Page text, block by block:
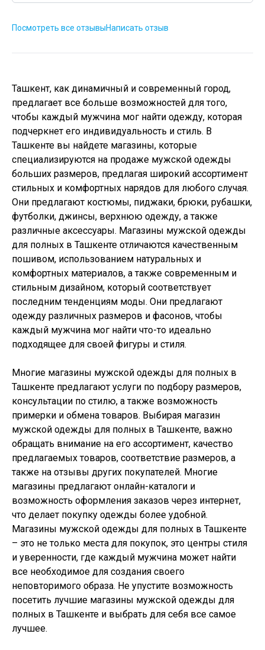
Посмотреть все отзывыНаписать отзыв
Ташкент, как динамичный и современный город,
предлагает все больше возможностей для того,
чтобы каждый мужчина мог найти одежду, которая
подчеркнет его индивидуальность и стиль. В
Ташкенте вы найдете магазины, которые
специализируются на продаже мужской одежды
больших размеров, предлагая широкий ассортимент
стильных и комфортных нарядов для любого случая.
Они предлагают костюмы, пиджаки, брюки, рубашки,
футболки, джинсы, верхнюю одежду, а также
различные аксессуары. Магазины мужской одежды
для полных в Ташкенте отличаются качественным
пошивом, использованием натуральных и
комфортных материалов, а также современным и
стильным дизайном, который соответствует
последним тенденциям моды. Они предлагают
одежду различных размеров и фасонов, чтобы
каждый мужчина мог найти что-то идеально
подходящее для своей фигуры и стиля.
Многие магазины мужской одежды для полных в
Ташкенте предлагают услуги по подбору размеров,
консультации по стилю, а также возможность
примерки и обмена товаров. Выбирая магазин
мужской одежды для полных в Ташкенте, важно
обращать внимание на его ассортимент, качество
предлагаемых товаров, соответствие размеров, а
также на отзывы других покупателей. Многие
магазины предлагают онлайн-каталоги и
возможность оформления заказов через интернет,
что делает покупку одежды более удобной.
Магазины мужской одежды для полных в Ташкенте
– это не только места для покупок, это центры стиля
и уверенности, где каждый мужчина может найти
все необходимое для создания своего
неповторимого образа. Не упустите возможность
посетить лучшие магазины мужской одежды для
полных в Ташкенте и выбрать для себя все самое
лучшее.